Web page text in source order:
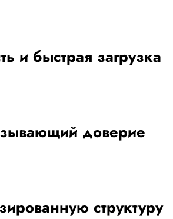
и быстрая загрузка
доверие
структуру